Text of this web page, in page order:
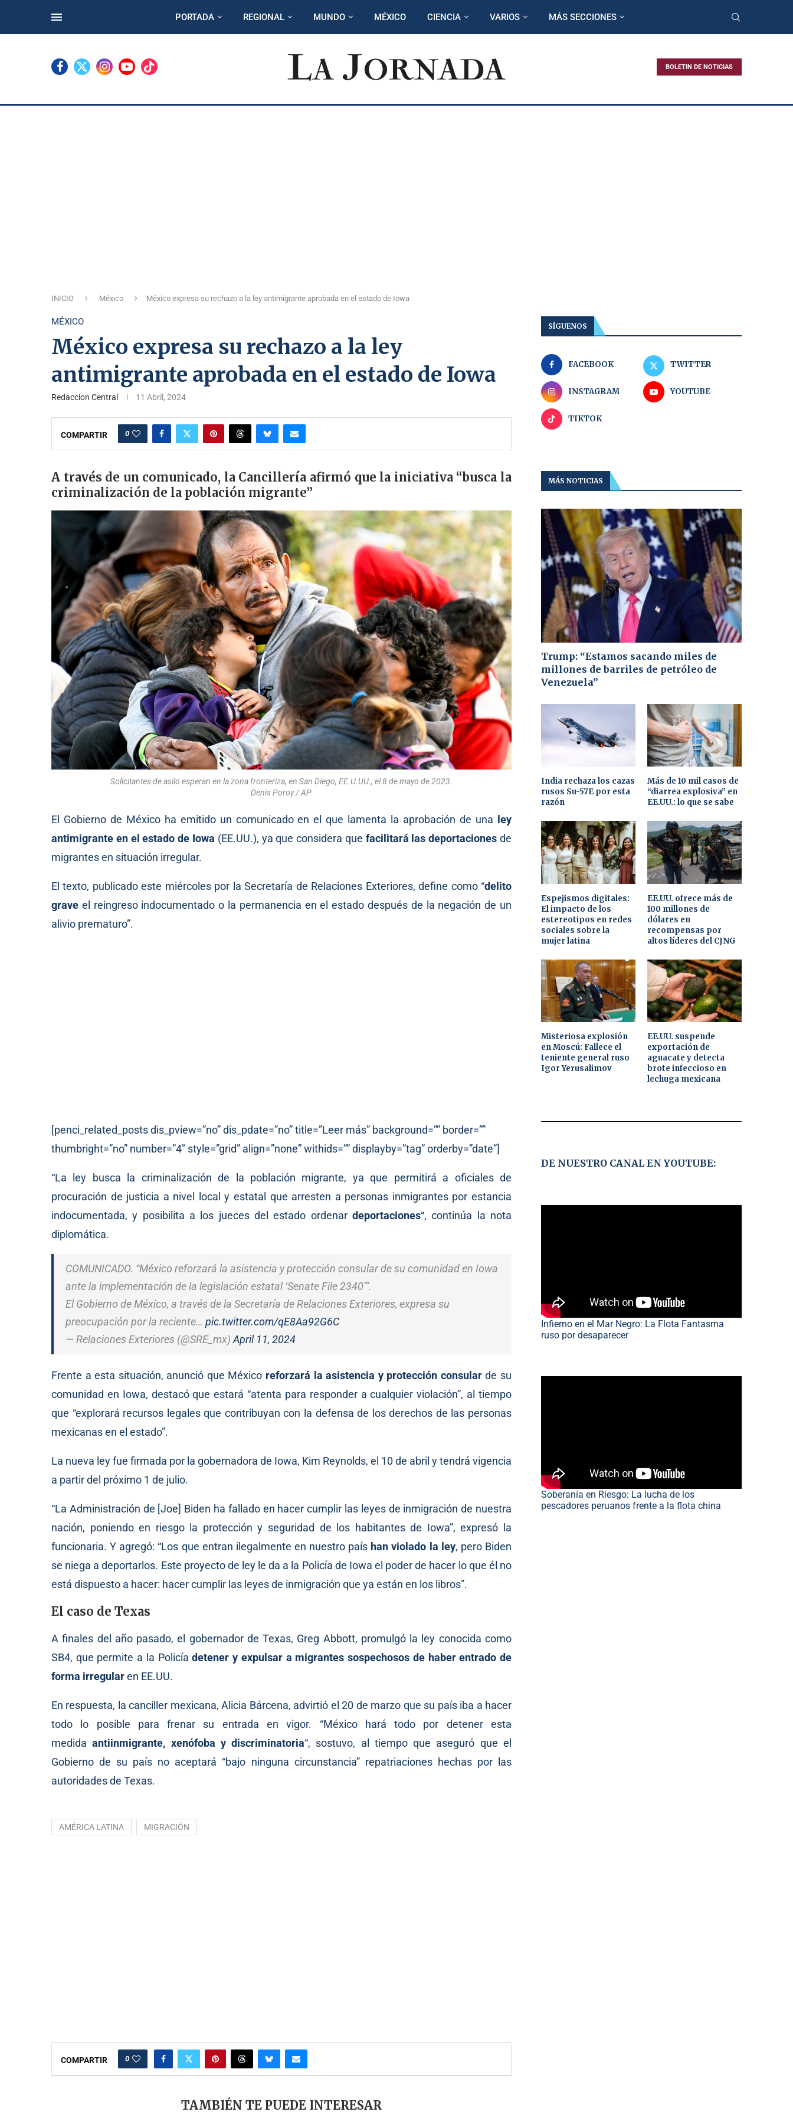
PORTADA REGIONAL MUNDO MÉXICO CIENCIA VARIOS MÁS SECCIONES
BOLETIN DE NOTICIAS
INICIO México México expresa su rechazo a la ley antimigrante aprobada en el estado de Iowa
MÉXICO
México expresa su rechazo a la ley
antimigrante aprobada en el estado de Iowa
Redaccion Central 11 Abril, 2024
COMPARTIR 0
A través de un comunicado, la Cancillería afirmó que la iniciativa “busca la
criminalización de la población migrante”
Solicitantes de asilo esperan en la zona fronteriza, en San Diego, EE.U.UU., el 8 de mayo de 2023.
Denis Poroy / AP
El Gobierno de México ha emitido un comunicadoen el que lamenta la aprobación de una
ley
antimigrante en el estado de Iowa (EE.UU.), ya que considera que facilitará las deportaciones de
migrantes en situación irregular.
El texto, publicado este miércoles por la Secretaría de Relaciones Exteriores, define como “delito
grave el reingreso indocumentado o la permanencia en el estado después de la negación de un
alivio prematuro”.
[penci_related_posts dis_pview=”no” dis_pdate=”no” title=”Leer más” background=”” border=””
thumbright=”no” number=”4″ style=”grid” align=”none” withids=”” displayby=”tag” orderby=”date”]
“La ley busca la criminalización de la población migrante, ya que permitirá a oficiales de
procuración de justicia a nivel local y estatal que arresten a personas inmigrantes por estancia
indocumentada, y posibilita a los jueces del estado ordenar deportaciones“, continúa la nota
diplomática.
COMUNICADO. “México reforzará la asistencia y protección consular de su comunidad en Iowa
ante la implementación de la legislación estatal ‘Senate File 2340’”.
El Gobierno de México, a través de la Secretaría de Relaciones Exteriores, expresa su
preocupación por la reciente… pic.twitter.com/qE8Aa92G6C
— Relaciones Exteriores (@SRE_mx)April 11, 2024
Frente a esta situación, anunció que México reforzará la asistencia y protección consularde su
comunidad en Iowa, destacó que estará “atenta para responder a cualquier violación”, al tiempo
que “explorará recursos legales que contribuyan con la defensa de los derechos de las personas
mexicanas en el estado”.
La nueva ley fue firmada por la gobernadora de Iowa, Kim Reynolds, el 10 de abril y tendrá vigencia
a partir del próximo 1 de julio.
“La Administración de [Joe] Biden ha fallado en hacer cumplir las leyes de inmigración de nuestra
nación, poniendo en riesgo la protección y seguridad de los habitantes de Iowa”,expresó la
funcionaria. Y agregó: “Los que entran ilegalmente en nuestro país han violado la ley, pero Biden
se niega a deportarlos. Este proyecto de ley le da a la Policía de Iowa el poder de hacer lo que él no
está dispuesto a hacer: hacer cumplir las leyes de inmigración que ya están en los libros”.
El caso de Texas
A finales del año pasado, el gobernador de Texas, Greg Abbott, promulgó la ley conocida como
SB4, que permite a la Policíadetener y expulsar a migrantes sospechosos de haber entrado de
forma irregularen EE.UU.
En respuesta, la canciller mexicana, Alicia Bárcena, advirtió el 20 de marzo que su país iba a hacer
todo lo posible para frenar su entrada en vigor. “México hará todo por detener esta
medidaantiinmigrante, xenófoba y discriminatoria“, sostuvo, al tiempo que aseguró que el
Gobierno de su país no aceptará “bajo ninguna circunstancia” repatriaciones hechas por las
autoridades de Texas.
AMÉRICA LATINA MIGRACIÓN
COMPARTIR 0
TAMBIÉN TE PUEDE INTERESAR
SÍGUENOS
FACEBOOK TWITTER
INSTAGRAM YOUTUBE
TIKTOK
MÁS NOTICIAS
Trump: “Estamos sacando miles de
millones de barriles de petróleo de
Venezuela”
India rechaza los cazas
rusos Su-57E por esta
razón
Más de 10 mil casos de
“diarrea explosiva” en
EE.UU.: lo que se sabe
Espejismos digitales:
El impacto de los
estereotipos en redes
sociales sobre la
mujer latina
EE.UU. ofrece más de
100 millones de
dólares en
recompensas por
altos líderes del CJNG
Misteriosa explosión
en Moscú: Fallece el
teniente general ruso
Igor Yerusalimov
EE.UU. suspende
exportación de
aguacate y detecta
brote infeccioso en
lechuga mexicana
DE NUESTRO CANAL EN YOUTUBE:
Infierno en el Mar Negro: La Flota Fantasma
ruso por desaparecer
Soberanía en Riesgo: La lucha de los
pescadores peruanos frente a la flota china